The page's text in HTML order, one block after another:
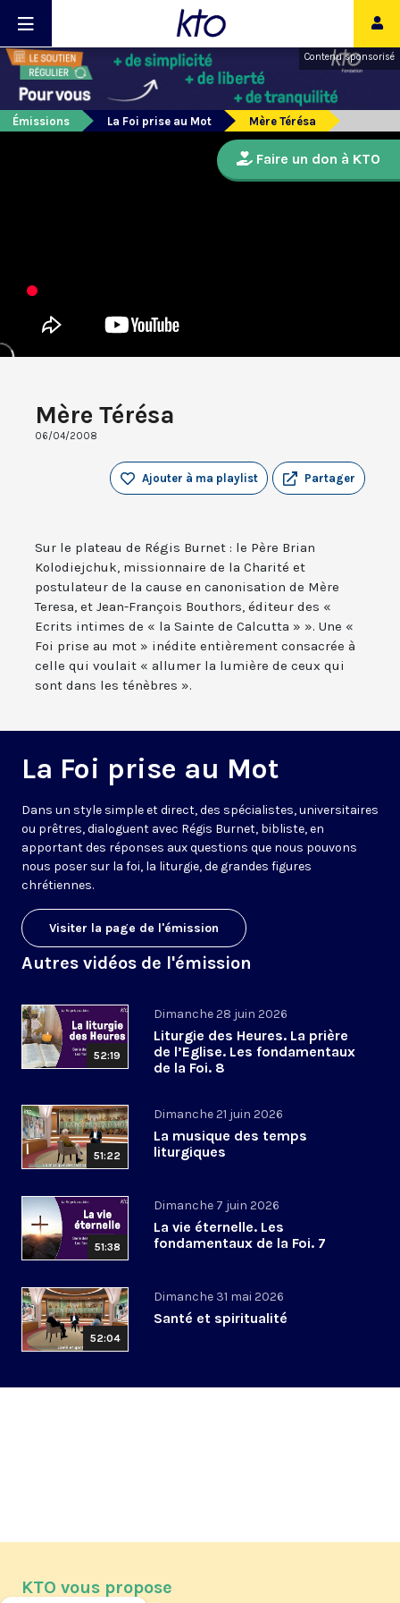
Contenu sponsorisé
Émissions La Foi prise au Mot Mère Térésa
Mère Térésa
06/04/2008
Partager
Ajouter à ma playlist
Sur le plateau de Régis Burnet : le Père Brian
Kolodiejchuk, missionnaire de la Charité et
postulateur de la cause en canonisation de Mère
Teresa, et Jean-François Bouthors, éditeur des «
Ecrits intimes de « la Sainte de Calcutta » ». Une «
Foi prise au mot » inédite entièrement consacrée à
celle qui voulait « allumer la lumière de ceux qui
sont dans les ténèbres ».
La Foi prise au Mot
Dans un style simple et direct, des spécialistes, universitaires
ou prêtres, dialoguent avec Régis Burnet, bibliste, en
apportant des réponses aux questions que nous pouvons
nous poser sur la foi, la liturgie, de grandes figures
chrétiennes.
Visiter la page de l'émission
Autres vidéos de l'émission
52:19
Dimanche 28 juin 2026
Liturgie des Heures. La prière
de l’Eglise. Les fondamentaux
de la Foi. 8
51:22
Dimanche 21 juin 2026
La musique des temps
liturgiques
51:38
Dimanche 7 juin 2026
La vie éternelle. Les
fondamentaux de la Foi. 7
52:04
Dimanche 31 mai 2026
Santé et spiritualité
Faire un don à KTO
KTO vous propose